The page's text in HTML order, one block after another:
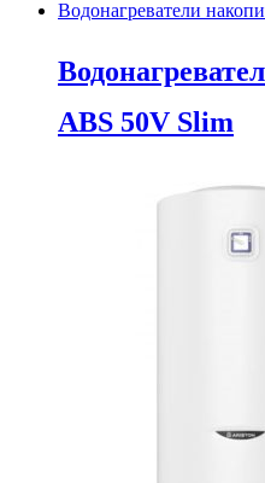
Водонагреватели
ABS 50V Slim